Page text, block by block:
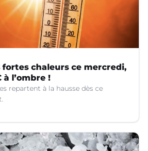
fortes chaleurs ce mercredi,
à l’ombre !
repartent à la hausse dès ce